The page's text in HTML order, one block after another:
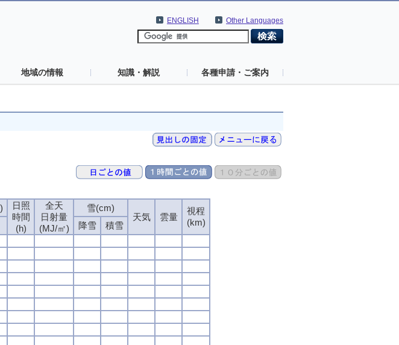
Other Languages
ENGLISH
地域の情報 知識・解説 各種申請・ご案内
日照
時間
(h)
全天
日射量
(MJ/㎡)
雪(cm)
天気
雲量
視程
(km)
降雪
積雪